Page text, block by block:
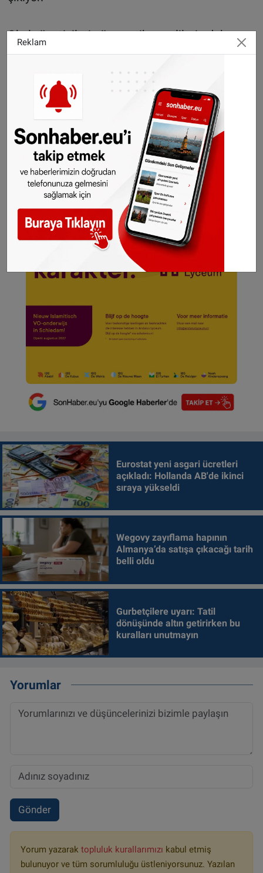
Okul yöneticileri gün geçtikçe velilerin daha
sert tavırlar sergiledikleri ve bir çok itirazlarının
kendi çıkarları doğrultusunda olduğuna
indandıkları gerekçesiyle bu durumdan
şikayetçi olduklarını dile getirdi.
SONHABER.EU
Eurostat yeni asgari ücretleri
açıkladı: Hollanda AB'de ikinci
sıraya yükseldi
Wegovy zayıflama hapının
Almanya’da satışa çıkacağı tarih
belli oldu
Gurbetçilere uyarı: Tatil
dönüşünde altın getirirken bu
kuralları unutmayın
Yorumlar
Gönder
Yorum yazarak topluluk kurallarımızı kabul etmiş
bulunuyor ve tüm sorumluluğu üstleniyorsunuz. Yazılan
Reklam